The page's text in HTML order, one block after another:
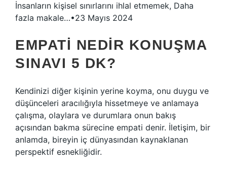
İnsanların kişisel sınırlarını ihlal etmemek, Daha
fazla makale…•23 Mayıs 2024
EMPATI NEDIR KONUŞMA
SINAVI 5 DK?
Kendinizi diğer kişinin yerine koyma, onu duygu ve
düşünceleri aracılığıyla hissetmeye ve anlamaya
çalışma, olaylara ve durumlara onun bakış
açısından bakma sürecine empati denir. İletişim, bir
anlamda, bireyin iç dünyasından kaynaklanan
perspektif esnekliğidir.